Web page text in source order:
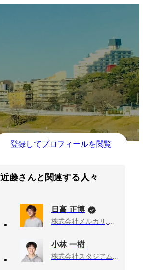
登録してプロフィールを閲覧
近藤さんと関連する人々
日高 正博
株式会社メルカリ, メルペイ エキスパート（Android）
小林 一樹
株式会社スタジアム, 取締役